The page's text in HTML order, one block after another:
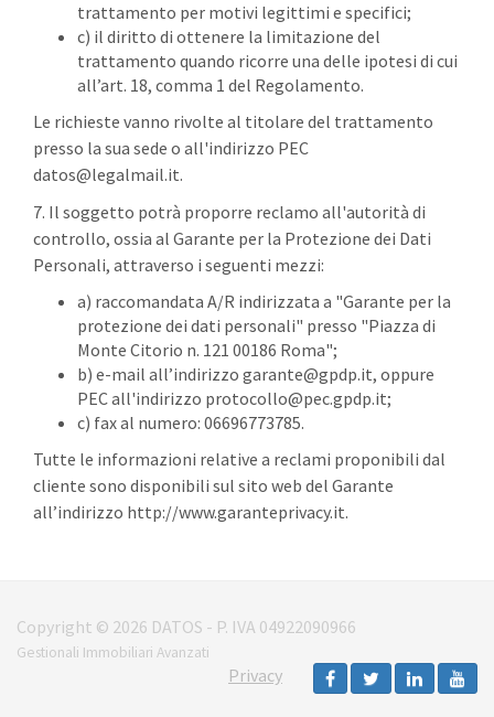
trattamento per motivi legittimi e specifici;
c) il diritto di ottenere la limitazione del
trattamento quando ricorre una delle ipotesi di cui
all’art. 18, comma 1 del Regolamento.
Le richieste vanno rivolte al titolare del trattamento
presso la sua sede o all'indirizzo PEC
datos@legalmail.it.
7. Il soggetto potrà proporre reclamo all'autorità di
controllo, ossia al Garante per la Protezione dei Dati
Personali, attraverso i seguenti mezzi:
a) raccomandata A/R indirizzata a "Garante per la
protezione dei dati personali" presso "Piazza di
Monte Citorio n. 121 00186 Roma";
b) e-mail all’indirizzo garante@gpdp.it, oppure
PEC all'indirizzo protocollo@pec.gpdp.it;
c) fax al numero: 06696773785.
Tutte le informazioni relative a reclami proponibili dal
cliente sono disponibili sul sito web del Garante
all’indirizzo http://www.garanteprivacy.it.
Copyright © 2026 DATOS - P. IVA 04922090966
Gestionali Immobiliari Avanzati
Privacy